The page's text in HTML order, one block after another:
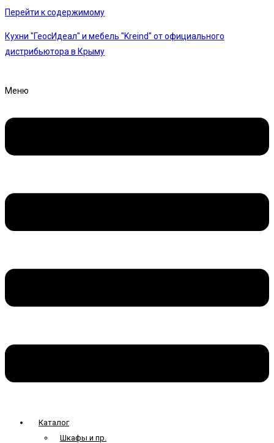
Перейти к содержимому
Кухни "ГеосИдеал" и мебель "Kreind" от официального
дистрибьютора в Крыму
Меню
Каталог
Шкафы и пр.